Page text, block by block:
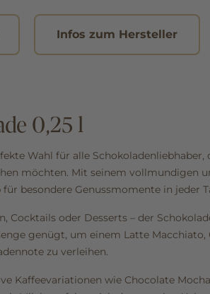
Infos zum Hersteller
0,25 l
Wahl für alle Schokoladenliebhaber,
möchten. Mit seinem vollmundigen
besondere Genussmomente in jeder
Cocktails oder Desserts – der
genügt, um einem Latte Macchiato,
zu verleihen.
Kaffeevariationen wie Chocolate